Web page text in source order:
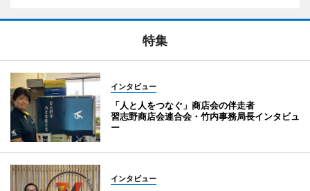
特集
インタビュー
「人と人をつなぐ」商店会の伴走者
習志野商店会連合会・竹内事務局長インタビュ
ー
インタビュー